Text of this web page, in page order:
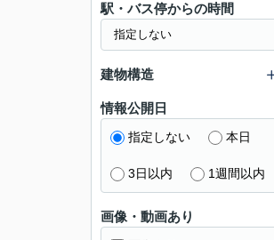
駅・バス停からの時間
建物構造
情報公開日
指定しない 本日
3日以内 1週間以内
画像・動画あり